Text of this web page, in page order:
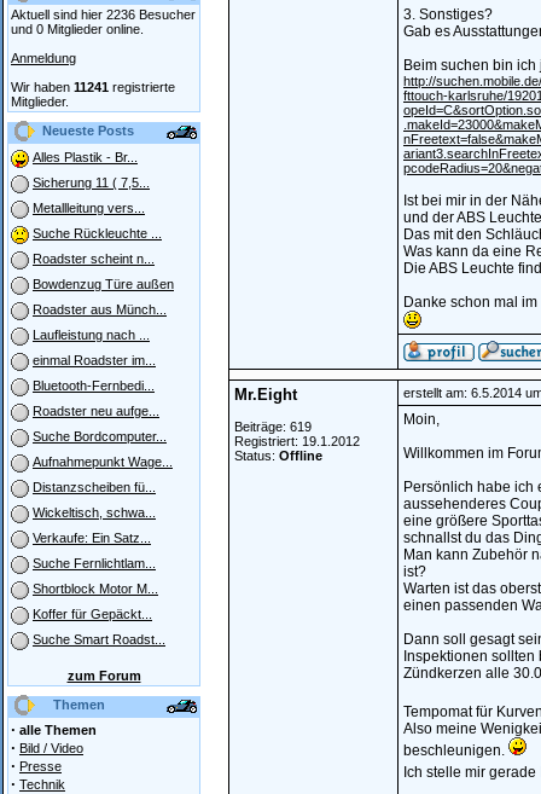
Aktuell sind hier 2236 Besucher
und 0 Mitglieder online.
Anmeldung
Wir haben 11241 registrierte
Mitglieder.
Neueste Posts
Alles Plastik - Br...
Sicherung 11 ( 7,5...
Metallleitung vers...
Suche Rückleuchte ...
Roadster scheint n...
Bowdenzug Türe außen
Roadster aus Münch...
Laufleistung nach ...
einmal Roadster im...
Bluetooth-Fernbedi...
Roadster neu aufge...
Suche Bordcomputer...
Aufnahmepunkt Wage...
Distanzscheiben fü...
Wickeltisch, schwa...
Verkaufe: Ein Satz...
Suche Fernlichtlam...
Shortblock Motor M...
Koffer für Gepäckt...
Suche Smart Roadst...
zum Forum
Themen
· alle Themen
· Bild / Video
· Presse
· Technik
3. Sonstiges?
Gab es
Beim suchen bin
http://
fttouch-karlsruhe/
Ist bei mir in der
und der ABS
Das mit den
Was kann da eine
Die ABS Leuchte
Danke schon mal im
Mr.Eight
Beiträge: 619
Registriert: 19.1.2012
Status: Offline
erstellt am: 6.5.2014
Moin,
Willkommen im
Persönlich habe ich
aussehenderes
eine größere
schnallst du das
Man kann Zubehör
ist?
Warten ist das
einen passenden
Dann soll gesagt
Inspektionen
Zündkerzen alle
Tempomat für
Also meine
beschleunigen.
Ich stelle mir